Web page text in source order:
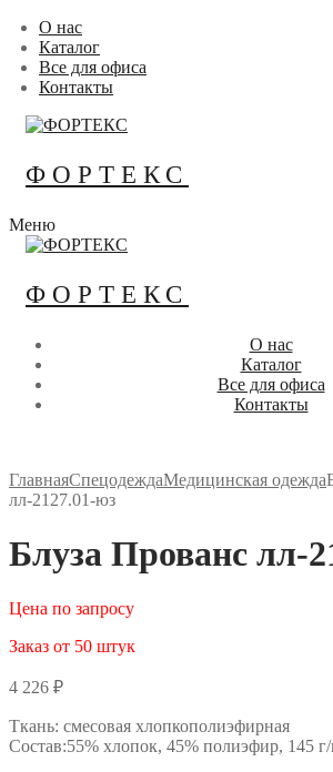
Перейти
содержимому
Меню
Закрыть
О нас
Каталог
Все для офиса
Контакты
ФОРТЕКС
Меню
ФОРТЕКС
О нас
Каталог
Все для офиса
Контакты
ГлавнаяСпецодеждаМедицинская одежда
лл-2127.01-юз
Блуза Прованс лл-
Цена по запросу
Заказ от 50 штук
4 226 ₽
Ткань: смесовая хлопкополиэфирная
Состав:55% хлопок, 45% полиэфир, 145 г/